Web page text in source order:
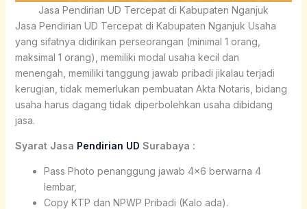
Jasa Pendirian UD Tercepat di Kabupaten Nganjuk
Jasa Pendirian UD Tercepat di Kabupaten Nganjuk Usaha
yang sifatnya didirikan perseorangan (minimal 1 orang,
maksimal 1 orang), memiliki modal usaha kecil dan
menengah, memiliki tanggung jawab pribadi jikalau terjadi
kerugian, tidak memerlukan pembuatan Akta Notaris, bidang
usaha harus dagang tidak diperbolehkan usaha dibidang
jasa.
Syarat Jasa Pendirian UD Surabaya :
Pass Photo penanggung jawab 4×6 berwarna 4
lembar,
Copy KTP dan NPWP Pribadi (Kalo ada).